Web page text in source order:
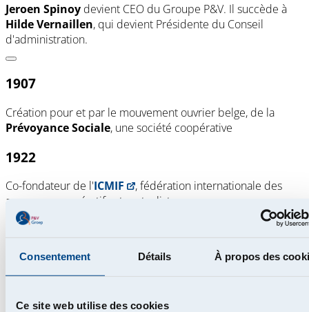
Consentement Détails À propos des
Ce site web utilise des cookies
Jeroen Spinoy devient CEO du Groupe P&V. Il succède à
Hilde Vernaillen, qui devient Présidente du Conseil
d'administration.
1907
Création pour et par le mouvement ouvrier belge, de la
Prévoyance Sociale, une société coopérative
1922
Co-fondateur de l'ICMIF
, fédération internationale des
assureurs coopératifs et mutualistes
1993
Changement de nom en P&V(Prévoyance & Voorzorg)